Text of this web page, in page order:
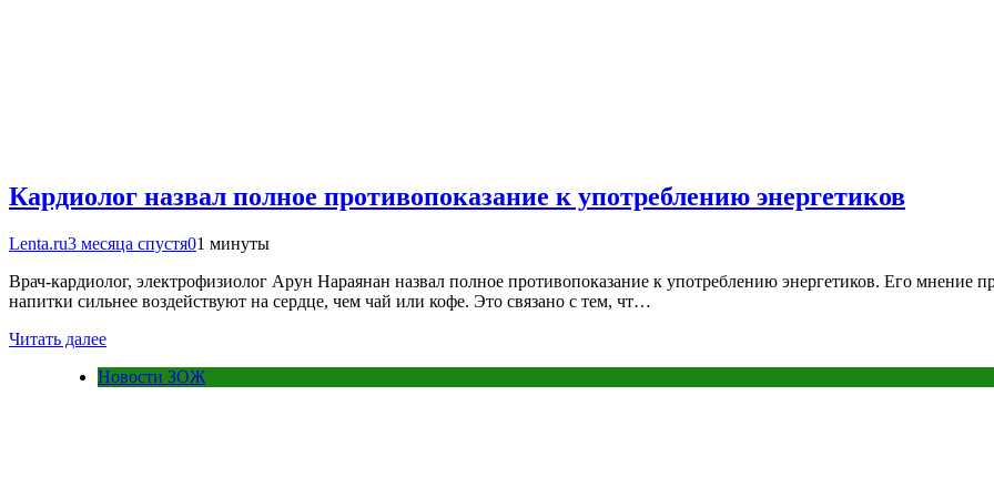
Кардиолог назвал полное противопоказание к употреблению энергетиков
Lenta.ru3 месяца спустя01 минуты
Врач-кардиолог, электрофизиолог Арун Нараянан назвал полное противопоказание к употреблению энергетиков. Его мнение
напитки сильнее воздействуют на сердце, чем чай или кофе. Это связано с тем, чт…
Читать далее
Новости ЗОЖ